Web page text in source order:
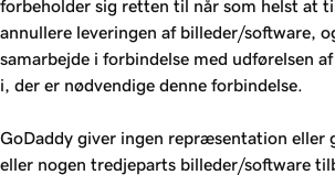
forbeholder sig retten til når som helst at
annullere leveringen af billeder/software,
samarbejde i forbindelse med udførelsen
i, der er nødvendige denne forbindelse.
GoDaddy giver ingen repræsentation eller
eller nogen tredjeparts billeder/software